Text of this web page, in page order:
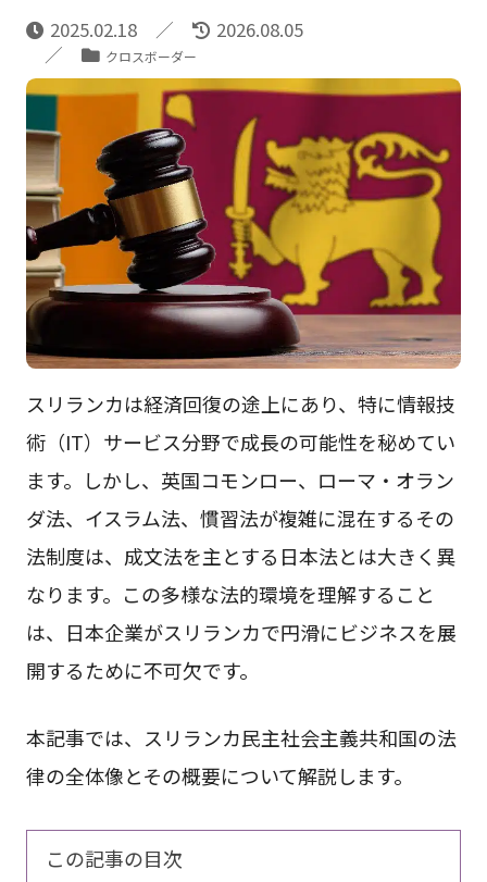
2025.02.18 2026.08.05
クロスボーダー
スリランカは経済回復の途上にあり、特に情報技
術（IT）サービス分野で成長の可能性を秘めてい
ます。しかし、英国コモンロー、ローマ・オラン
ダ法、イスラム法、慣習法が複雑に混在するその
法制度は、成文法を主とする日本法とは大きく異
なります。この多様な法的環境を理解すること
は、日本企業がスリランカで円滑にビジネスを展
開するために不可欠です。
本記事では、スリランカ民主社会主義共和国の法
律の全体像とその概要について解説します。
この記事の目次